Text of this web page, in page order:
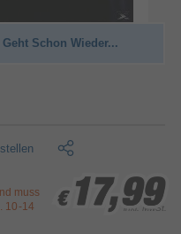
Geht Schon Wieder...
muss
10-14
€ 17,99
€ 17,99
€ 17,99
inkl. MwSt.